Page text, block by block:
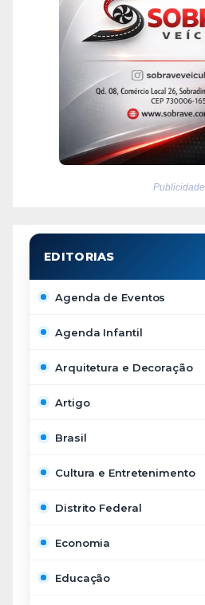
Publicidade
Agenda de Eventos
Agenda Infantil
Arquitetura e Decoração
Artigo
Brasil
Cultura e Entretenimento
Distrito Federal
Economia
Educação